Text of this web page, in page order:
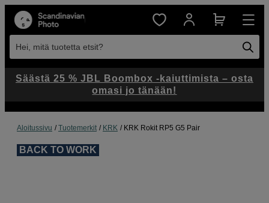
Hei, mitä tuotetta etsit?
Aloitussivu Tuotemerkit KRK KRK Rokit RP5 G5 Pair
BACK TO WORK
Säästä 25 % JBL Boombox -kaiuttimista – osta
omasi jo tänään!